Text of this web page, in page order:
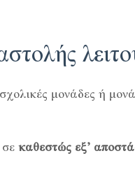
μονάδες ή
σε καθεστώς εξ’